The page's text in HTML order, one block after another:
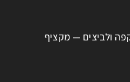
ולביצים — מקציף